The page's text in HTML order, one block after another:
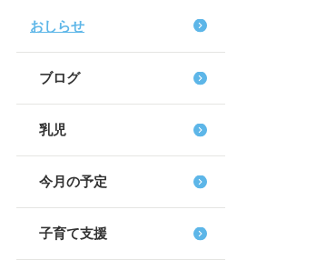
おしらせ
ブログ
乳児
今月の予定
子育て支援